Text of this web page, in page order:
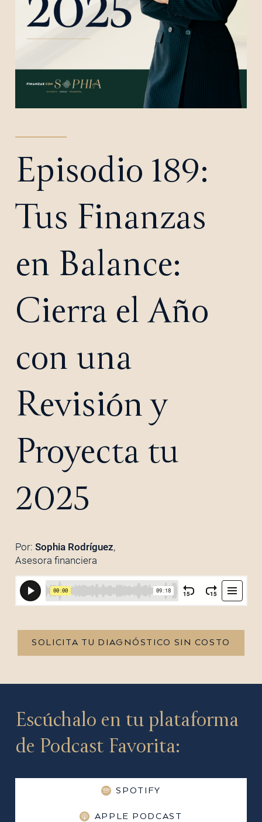
Episodio 189:
Tus Finanzas
en Balance:
Cierra el Año
con una
Revisión y
Proyecta tu
2025
Por: Sophia Rodríguez,
Asesora financiera
SOLICITA TU DIAGNÓSTICO SIN COSTO
Escúchalo en tu plataforma
de Podcast Favorita:
SPOTIFY
APPLE PODCAST